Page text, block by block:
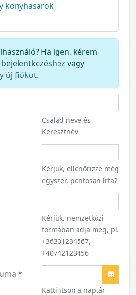
konyhasarok
Ha igen, kérem
vagy
új fiókot.
Család neve és
Keresztnév
Kérjük, ellenőrizze még
egyszer, pontosan írta?
Kérjük, nemzetközi
formában adja meg, pl.
+36301234567,
+40742123456
*
Naptár
Kattintson a naptár